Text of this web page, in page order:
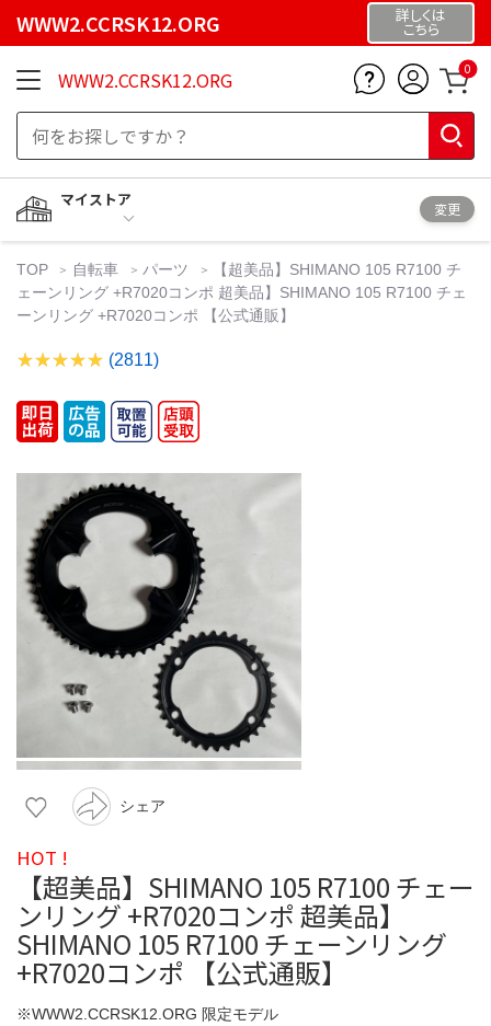
WWW2.CCRSK12.ORG 詳しくは
こちら
WWW2.CCRSK12.ORG 0
マイストア
変更
TOP 自転車 パーツ
【超美品】SHIMANO 105 R7100 チ
ェーンリング +R7020コンポ 超美品】SHIMANO 105 R7100 チェ
ーンリング +R7020コンポ 【公式通販】
(2811)
シェア
HOT !
【超美品】SHIMANO 105 R7100 チェー
ンリング +R7020コンポ 超美品】
SHIMANO 105 R7100 チェーンリング
+R7020コンポ 【公式通販】
※WWW2.CCRSK12.ORG 限定モデル